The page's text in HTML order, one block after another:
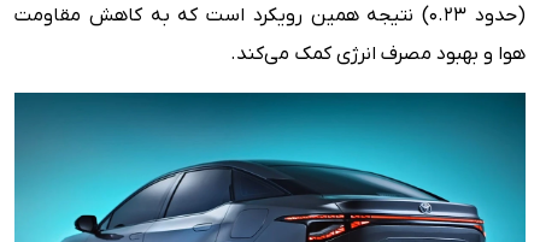
(حدود ۰.۲۳) نتیجه همین رویکرد است که به کاهش مقاومت
هوا و بهبود مصرف انرژی کمک می‌کند.